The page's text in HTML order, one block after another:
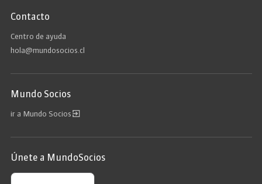
Contacto
Centro de ayuda
hola@mundosocios.cl
Mundo Socios
ir a Mundo Socios
Únete a MundoSocios